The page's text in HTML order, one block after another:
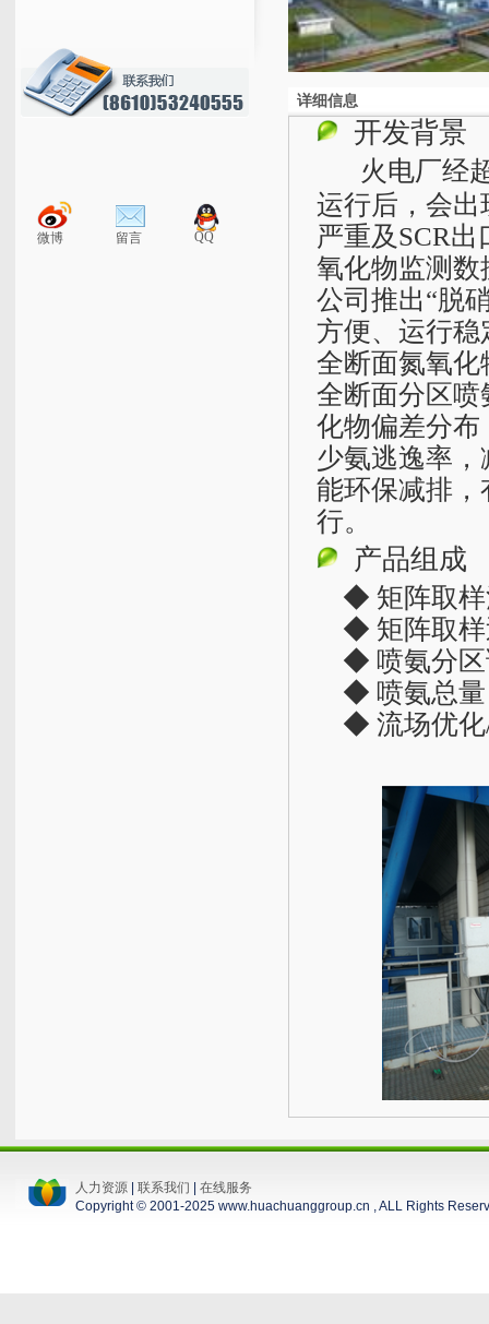
微博 留言 QQ
详细信息
开发背景
火电厂经
运行后，会
严重及SCR
氧化物监测
公司推出“脱
方便、运行
全断面氮氧
全断面分区
化物偏差分
少氨逃逸率
能环保减排
行。
产品组成
◆ 矩阵取样
◆ 矩阵取样
◆ 喷氨分区
◆ 喷氨总量
◆ 流场优化/
人力资源 联系我们
在线服务
Copyright © 2001-2025 www.huachuanggroup.cn , ALL Rights